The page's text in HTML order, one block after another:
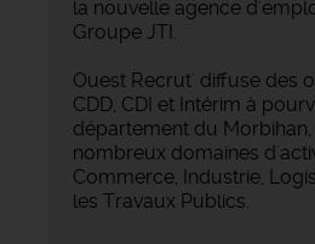
la nouvelle agence
Groupe JTI.
Ouest Recrut' diffuse des
CDD, CDI et Intérim à
département du
nombreux domaines
Commerce, Industrie,
les Travaux Publics.